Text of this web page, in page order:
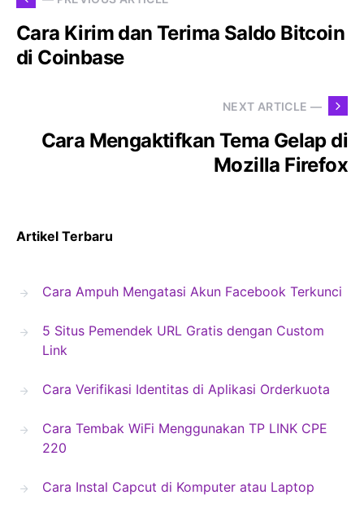
Cara Kirim dan Terima Saldo Bitcoin
di Coinbase
NEXT ARTICLE —
Cara Mengaktifkan Tema Gelap di
Mozilla Firefox
Artikel Terbaru
Cara Ampuh Mengatasi Akun Facebook Terkunci
5 Situs Pemendek URL Gratis dengan Custom
Link
Cara Verifikasi Identitas di Aplikasi Orderkuota
Cara Tembak WiFi Menggunakan TP LINK CPE
220
Cara Instal Capcut di Komputer atau Laptop